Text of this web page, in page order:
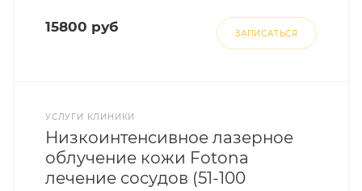
15800 руб ЗАПИСАТЬСЯ
УСЛУГИ КЛИНИКИ
Низкоинтенсивное лазерное
облучение кожи Fotona
лечение сосудов (51-100